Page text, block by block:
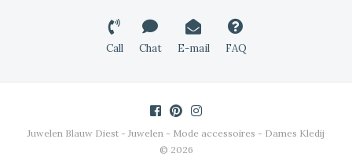
Call Chat E-mail FAQ
Juwelen Blauw Diest - Juwelen - Mode accessoires - Dames Kledij
© 2026